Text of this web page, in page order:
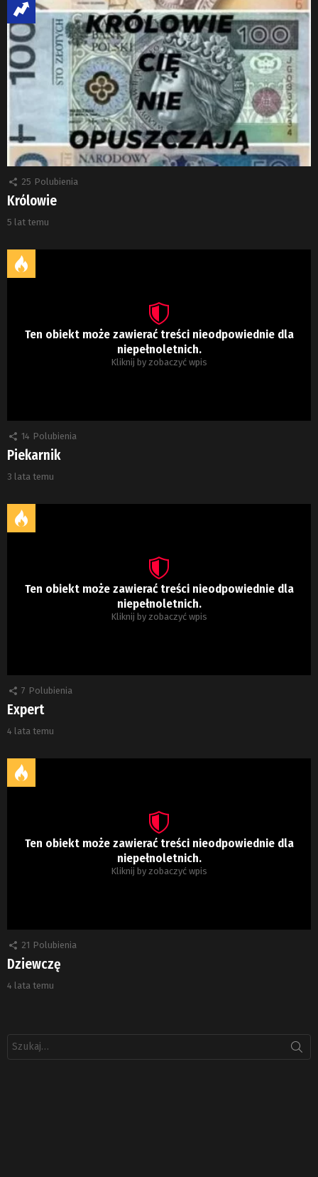
25 Polubienia
Królowie
5 lat temu
Ten obiekt może zawierać treści nieodpowiednie dla
niepełnoletnich.
Kliknij by zobaczyć wpis
14 Polubienia
Piekarnik
3 lata temu
Ten obiekt może zawierać treści nieodpowiednie dla
niepełnoletnich.
Kliknij by zobaczyć wpis
7 Polubienia
Expert
4 lata temu
Ten obiekt może zawierać treści nieodpowiednie dla
niepełnoletnich.
Kliknij by zobaczyć wpis
21 Polubienia
Dziewczę
4 lata temu